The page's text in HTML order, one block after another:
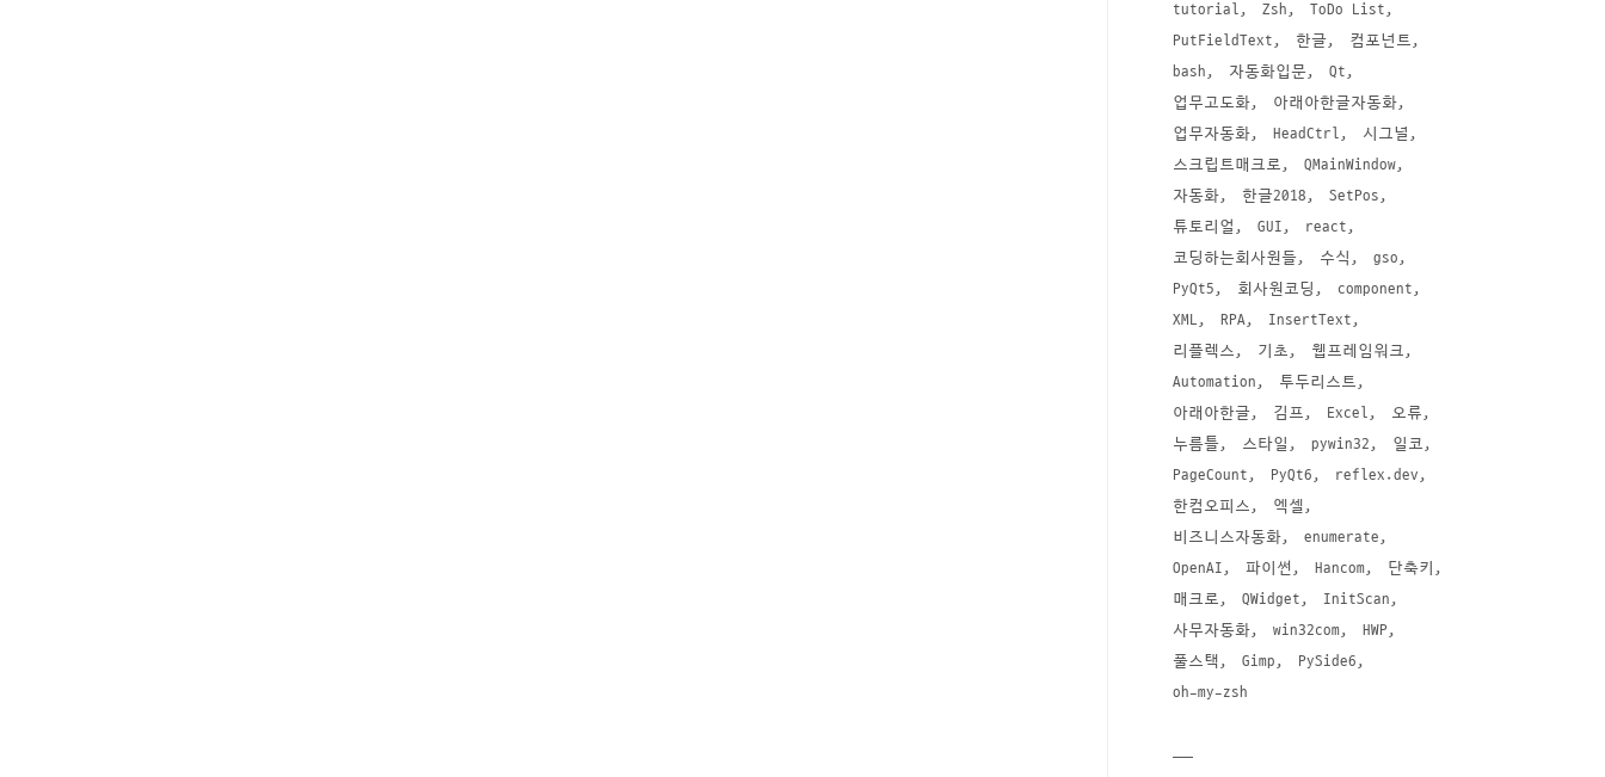
tutorial
Zsh
ToDo List
PutFieldText
한글
컴포넌트
bash
자동화입문
Qt
업무고도화
아래아한글자동화
업무자동화
HeadCtrl
시그널
스크립트매크로
QMainWindow
자동화
한글2018
SetPos
튜토리얼
GUI
react
코딩하는회사원들
수식
gso
PyQt5
회사원코딩
component
XML
RPA
InsertText
리플렉스
기초
웹프레임워크
Automation
투두리스트
아래아한글
김프 Excel
오류
누름틀
스타일 pywin32
일코
PageCount
PyQt6
reflex.dev
한컴오피스
엑셀
비즈니스자동화
enumerate
OpenAI
파이썬 Hancom
단축키
매크로
QWidget
InitScan
사무자동화
win32com
HWP
풀스택
Gimp
PySide6
oh-my-zsh